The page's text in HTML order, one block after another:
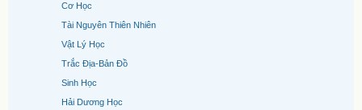
Cơ Học
Tài Nguyên Thiên Nhiên
Vật Lý Học
Trắc Địa-Bản Đồ
Sinh Học
Hải Dương Học